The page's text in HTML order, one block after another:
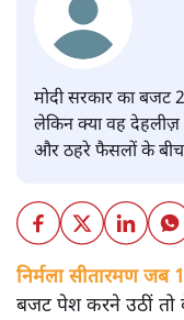
मोदी सरकार का बजट
लेकिन क्या वह देहलीज़
और ठहरे फैसलों के बीच
निर्मला सीतारमण जब
बजट पेश करने उठीं तो